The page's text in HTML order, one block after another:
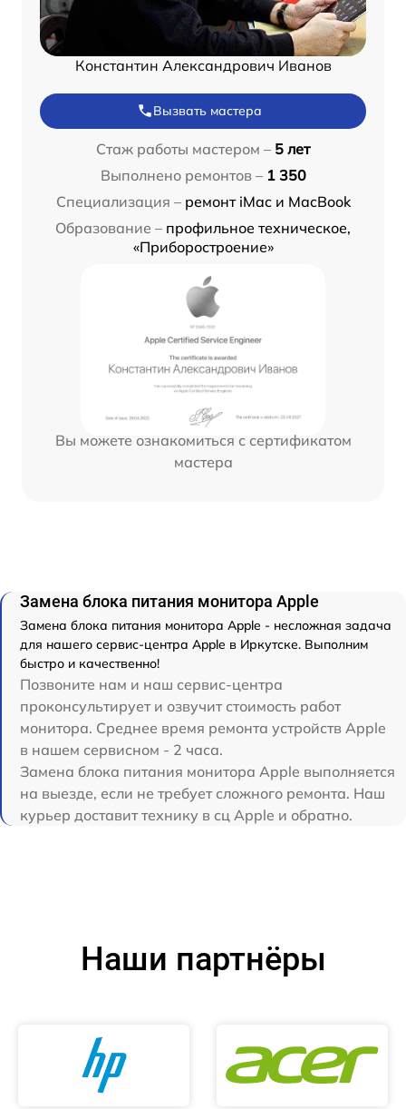
Константин Александрович Иванов
Вызвать мастера
Стаж работы мастером – 5 лет
Выполнено ремонтов – 1 350
Специализация – ремонт iMac и MacBook
Образование – профильное техническое,
«Приборостроение»
Вы можете ознакомиться с сертификатом
мастера
Замена блока питания монитора Apple
Замена блока питания монитора Apple - несложная задача
для нашего сервис-центра Apple в Иркутске. Выполним
быстро и качественно!
Позвоните нам и наш сервис-центра
проконсультирует и озвучит стоимость работ
монитора. Среднее время ремонта устройств Apple
в нашем сервисном - 2 часа.
Замена блока питания монитора Apple выполняется
на выезде, если не требует сложного ремонта. Наш
курьер доставит технику в сц Apple и обратно.
Наши партнёры